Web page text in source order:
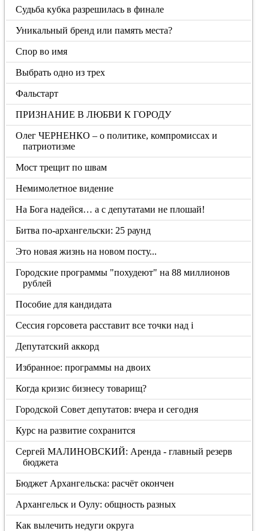
Судьба кубка разрешилась в финале
Уникальный бренд или память места?
Спор во имя
Выбрать одно из трех
Фальстарт
ПРИЗНАНИЕ В ЛЮБВИ К ГОРОДУ
Олег ЧЕРНЕНКО – о политике, компромиссах и
патриотизме
Мост трещит по швам
Немимолетное видение
На Бога надейся… а с депутатами не плошай!
Битва по-архангельски: 25 раунд
Это новая жизнь на новом посту...
Городские программы "похудеют" на 88 миллионов
рублей
Пособие для кандидата
Сессия горсовета расставит все точки над i
Депутатский аккорд
Избранное: программы на двоих
Когда кризис бизнесу товарищ?
Городской Совет депутатов: вчера и сегодня
Курс на развитие сохранится
Сергей МАЛИНОВСКИЙ: Аренда - главный резерв
бюджета
Бюджет Архангельска: расчёт окончен
Архангельск и Оулу: общность разных
Как вылечить недуги округа